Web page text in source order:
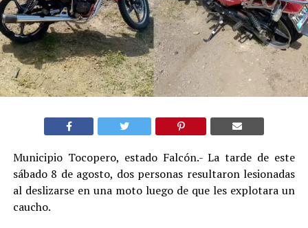
Municipio Tocopero, estado Falcón.- La tarde de este
sábado 8 de agosto, dos personas resultaron lesionadas
al deslizarse en una moto luego de que les explotara un
caucho.